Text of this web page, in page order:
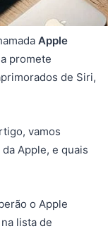
Apple
promete
de Siri,
vamos
Apple, e quais
o Apple
lista de